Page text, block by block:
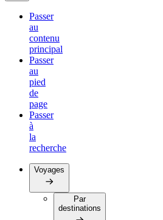
Passer
au
contenu
principal
Passer
au
pied
de
page
Passer
à
la
recherche
Voyages
Par
destinations